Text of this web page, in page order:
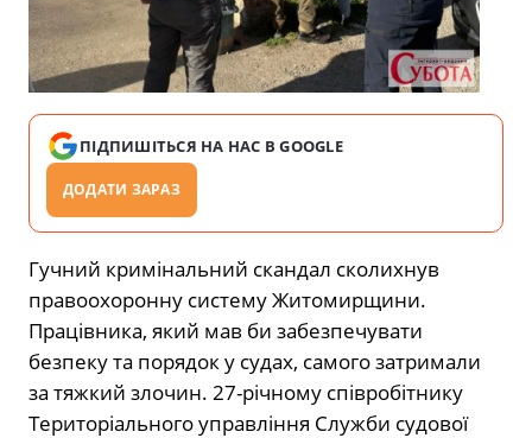
ПІДПИШІТЬСЯ НА НАС В GOOGLE
ДОДАТИ ЗАРАЗ
Гучний кримінальний скандал сколихнув
правоохоронну систему Житомирщини.
Працівника, який мав би забезпечувати
безпеку та порядок у судах, самого затримали
за тяжкий злочин. 27-річному співробітнику
Територіального управління Служби судової